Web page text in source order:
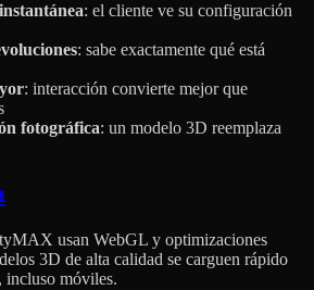
: el cliente ve su configuración
: sabe exactamente qué está
: interacción convierte mejor que
fotográfica: un modelo 3D reemplaza
usan WebGL y optimizaciones
3D de alta calidad se carguen rápido
incluso móviles.